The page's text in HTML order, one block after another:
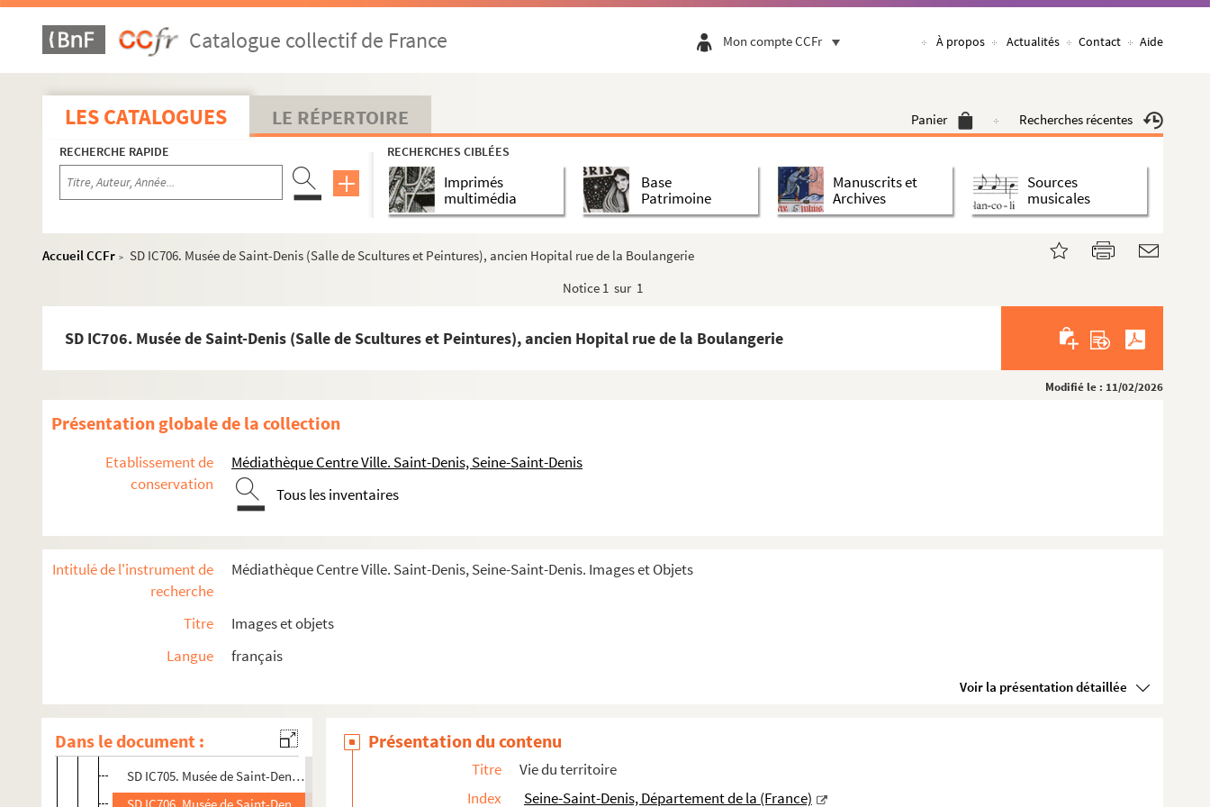
Catalogue collectif de France Mon compte CCFr À propos Actualités Contact Aide
LES CATALOGUES LE RÉPERTOIRE Panier Recherches récentes
RECHERCHE RAPIDE RECHERCHES CIBLÉES
Imprimés
multimédia
Base
Patrimoine
Manuscrits et
Archives
Sources
musicales
Accueil CCFr > SD IC706. Musée de Saint-Denis (Salle de Scultures et Peintures), ancien Hopital rue de la Boulangerie
Notice 1 sur 1
SD IC706. Musée de Saint-Denis (Salle de Scultures et Peintures), ancien Hopital rue de la Boulangerie
Modifié le : 11/02/2026
Présentation globale de la collection
Etablissement de
conservation
Médiathèque Centre Ville. Saint-Denis, Seine-Saint-Denis
Tous les inventaires
Intitulé de l'instrument de
recherche
Médiathèque Centre Ville. Saint-Denis, Seine-Saint-Denis. Images et Objets
Titre
Images et objets
Langue
français
Voir la présentation détaillée
Dans le document :
Histoire politique et sociale
Vie du territoire
Saint-Denis et sa région
Établissements de santé
Fêtes, cérémonies et événements
Ecoles et événements de la vie scolaire
Evénements sportifs et culturels
Inondations 1910
Monuments et rues de Saint-Denis
SD IC701. La place aux Gueldres. Chapelle des Carmélites (Justice de paix)
SD IC703. La place aux Gueldres
SD IC704. Musée de Saint-Denis (Salle des Collections) - ancien hôpital rue de la boulangerie
SD IC705. Musée de Saint-Denis, Chapelle de l'ancien Hopital rue de la Boulangerie
Présentation du contenu
Titre
Vie du territoire
Index
Seine-Saint-Denis, Département de la (France)